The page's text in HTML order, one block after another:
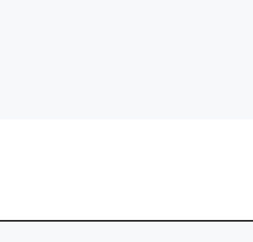
Офіційно в Україні